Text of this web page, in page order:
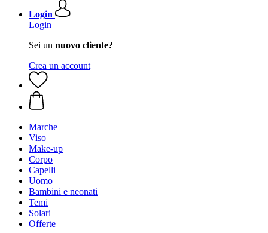
Login
Login
Sei un nuovo cliente?
Crea un account
Marche
Viso
Make-up
Corpo
Capelli
Uomo
Bambini e neonati
Temi
Solari
Offerte